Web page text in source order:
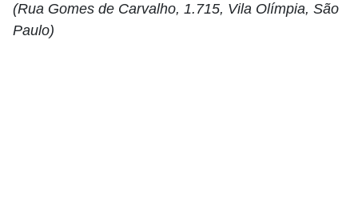
(Rua Gomes de Carvalho, 1.715, Vila Olímpia, São
Paulo)